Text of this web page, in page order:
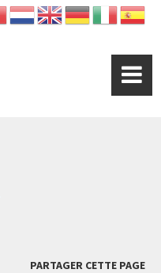
PARTAGER CETTE PAGE